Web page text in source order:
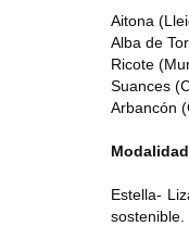
Aitona
Alba de
Ricote
Suances
Arbancón
Estella-